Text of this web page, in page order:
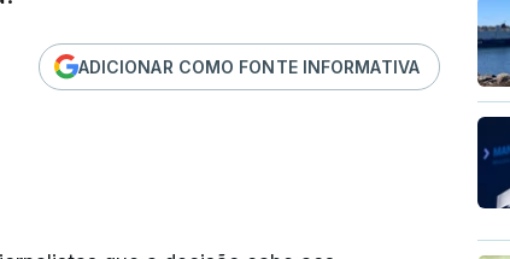
ADICIONAR COMO FONTE INFORMATIVA